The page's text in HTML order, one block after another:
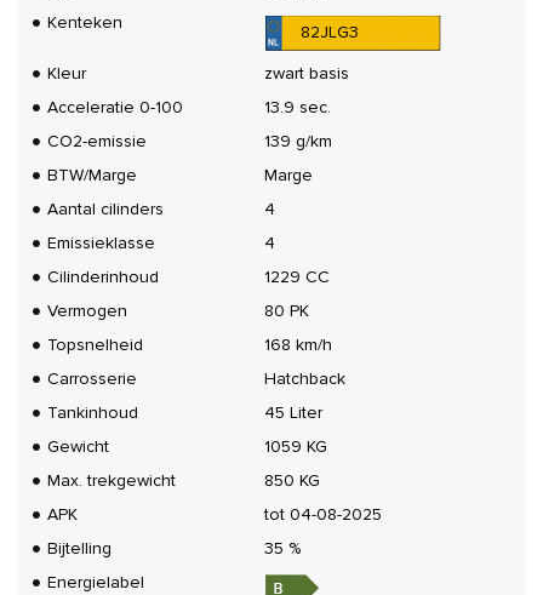
Kenteken
82JLG3
Kleur
zwart basis
Acceleratie 0-100
13.9 sec.
CO2-emissie
139 g/km
BTW/Marge
Marge
Aantal cilinders
4
Emissieklasse
4
Cilinderinhoud
1229 CC
Vermogen
80 PK
Topsnelheid
168 km/h
Carrosserie
Hatchback
Tankinhoud
45 Liter
Gewicht
1059 KG
Max. trekgewicht
850 KG
APK
tot 04-08-2025
Bijtelling
35 %
Energielabel